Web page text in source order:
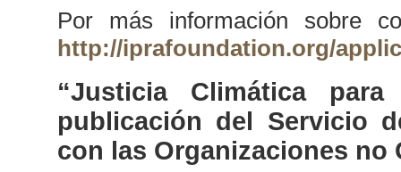
Por más información sobre
http://iprafoundation.org/
“Justicia Climática
publicación del Servicio
con las Organizaciones no